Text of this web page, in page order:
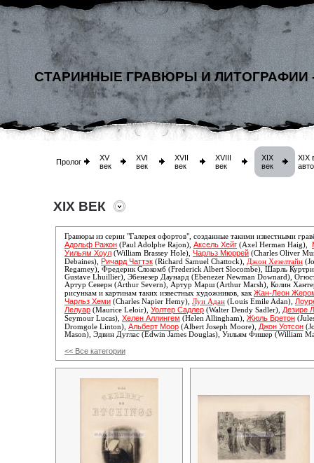
СТАРИННЫЕ ГРАВЮРЫ И ЛИТОГРАФИИ
Пролог
XV
век
XVI
век
XVII
век
XVIII
век
XIX
век
XIX
XIX ВЕК
Гравюры из серии "Галерея офортов", созданные такими известными
Адольф Ражон (Paul Adolphe Rajon), Аксель Хейг (Axel Herman Haig),
Уильям Хоул (William Brassey Hole), Чарльз Мюррей (Charles Oliver
Debaines), Ричард Чаттэк (Richard Samuel Chattock), Джон Хезелтайн
Regamey), Фредерик Слокомб (Frederick Albert Slocombe), Шарль
Gustave Lhuillier), Эбенезер Даунард (Ebenezer Newman Downard),
Артур Северн (Arthur Severn), Артур Марш (Arthur Marsh), Колин
рисункам и картинам таких известных художников, как Жан-Леон
Чарльз Хеми (Charles Napier Hemy), Луи Адан (Louis Emile Adan),
Лелуар (Maurice Leloir), Уолтер Садлер (Walter Dendy Sadler), Дезире
Seymour Lucas), Хелен Аллингем (Helen Allingham), Жюль Бретон
Dromgole Linton), Альберт Моор (Albert Joseph Moore), Джон Уотсон
Mason), Эдвин Дуглас (Edwin James Douglas), Уильям Фишер (William
<< Все категории